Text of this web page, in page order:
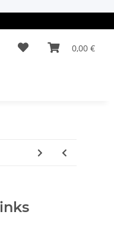
0,00 €
Oldtimerteile